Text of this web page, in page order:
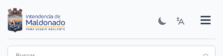
contenido
principal
Institucional
Municipios
Descubre Maldonado
Comunicación
Servicios
Guía De Trámites
Ver Noticias